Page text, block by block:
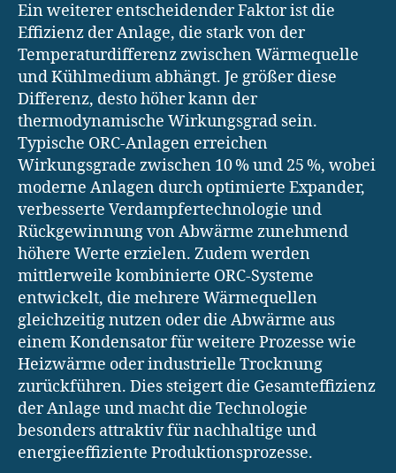
Ein weiterer entscheidender Faktor ist die
Effizienz der Anlage, die stark von der
Temperaturdifferenz zwischen Wärmequelle
und Kühlmedium abhängt. Je größer diese
Differenz, desto höher kann der
thermodynamische Wirkungsgrad sein.
Typische ORC-Anlagen erreichen
Wirkungsgrade zwischen 10 % und 25 %, wobei
moderne Anlagen durch optimierte Expander,
verbesserte Verdampfertechnologie und
Rückgewinnung von Abwärme zunehmend
höhere Werte erzielen. Zudem werden
mittlerweile kombinierte ORC-Systeme
entwickelt, die mehrere Wärmequellen
gleichzeitig nutzen oder die Abwärme aus
einem Kondensator für weitere Prozesse wie
Heizwärme oder industrielle Trocknung
zurückführen. Dies steigert die Gesamteffizienz
der Anlage und macht die Technologie
besonders attraktiv für nachhaltige und
energieeffiziente Produktionsprozesse.